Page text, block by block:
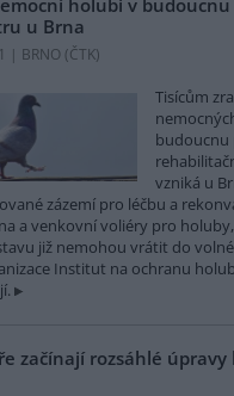
u Brna
| BRNO (ČTK)
Tisícům
budoucnu
vzniká u
zázemí pro léčbu a
a venkovní voliéry pro
již nemohou vrátit do
Institut na ochranu
začínají rozsáhlé